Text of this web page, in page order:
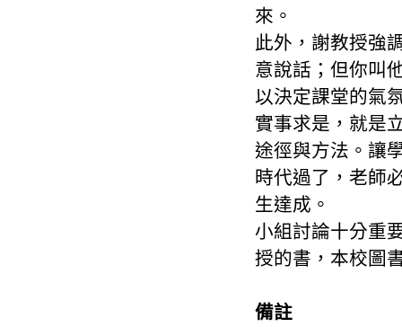
來。
此外，謝教授強
意說話；但你叫
以決定課堂的氣
實事求是，就是
途徑與方法。讓
時代過了，老師
生達成。
小組討論十分重
授的書，本校圖
備註